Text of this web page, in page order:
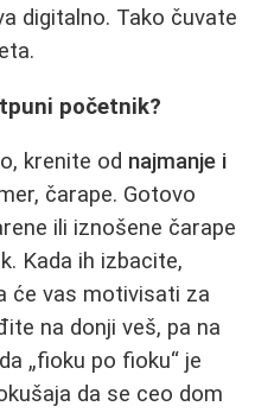
digitalno. Tako čuvate
početnik?
krenite od najmanje i
čarape. Gotovo
ili iznošene čarape
Kada ih izbacite,
će vas motivisati za
na donji veš, pa na
„fioku po fioku“ je
da se ceo dom